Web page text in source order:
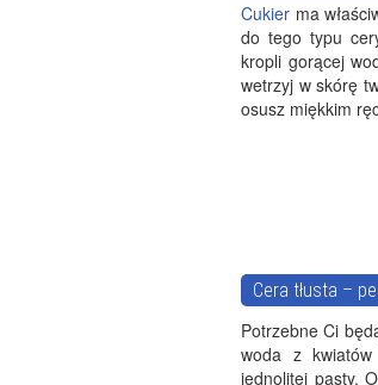
Cukier ma
do tego typu
kropli gorącej
wetrzyj w skórę
osusz miękkim
Cera tłusta –
Potrzebne Ci
woda z kwiatów
jednolitej pasty.